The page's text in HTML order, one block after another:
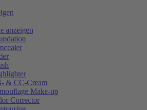
anzeigen
& CC-Cream
Make-up
Corrector